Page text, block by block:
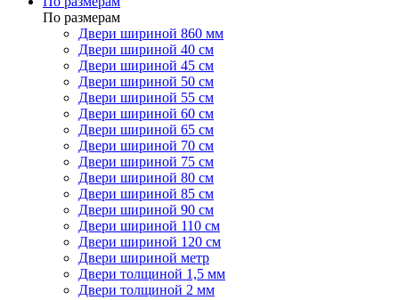
По размерам
Двери шириной 860 мм
Двери шириной 40 см
Двери шириной 45 см
Двери шириной 50 см
Двери шириной 55 см
Двери шириной 60 см
Двери шириной 65 см
Двери шириной 70 см
Двери шириной 75 см
Двери шириной 80 см
Двери шириной 85 см
Двери шириной 90 см
Двери шириной 110 см
Двери шириной 120 см
Двери шириной метр
Двери толщиной 1,5 мм
Двери толщиной 2 мм